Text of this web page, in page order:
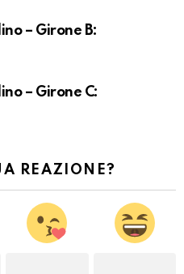
– Girone B:
– Girone C:
REAZIONE?